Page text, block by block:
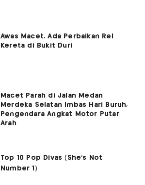
Awas Macet, Ada Perbaikan Rel
Kereta di Bukit Duri
Macet Parah di Jalan Medan
Merdeka Selatan Imbas Hari Buruh,
Pengendara Angkat Motor Putar
Arah